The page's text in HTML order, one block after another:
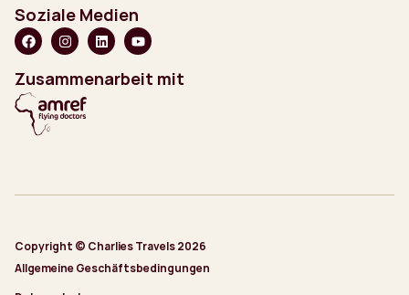
Soziale Medien
Zusammenarbeit mit
Copyright © Charlies Travels 2026
Allgemeine Geschäftsbedingungen